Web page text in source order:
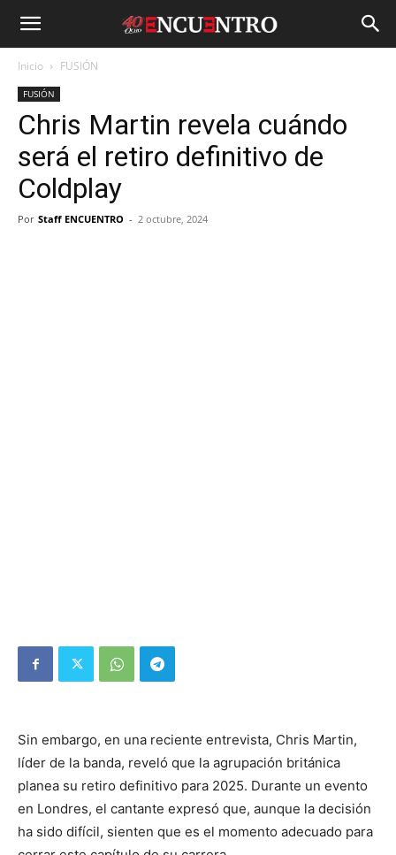
Inicio FUSIÓN
FUSIÓN
Chris Martin revela cuándo
será el retiro definitivo de
Coldplay
Por Staff ENCUENTRO - 2 octubre, 2024
Sin embargo, en una reciente entrevista, Chris Martin,
líder de la banda, reveló que la agrupación británica
planea su retiro definitivo para 2025. Durante un evento
en Londres, el cantante expresó que, aunque la decisión
ha sido difícil, sienten que es el momento adecuado para